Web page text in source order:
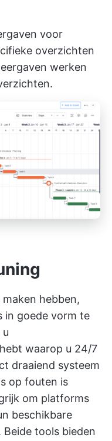
voor
overzichten
werken
hebben,
in goede vorm te
waarop u 24/7
draaiend systeem
op fouten is
om platforms
beschikbare
Beide tools bieden